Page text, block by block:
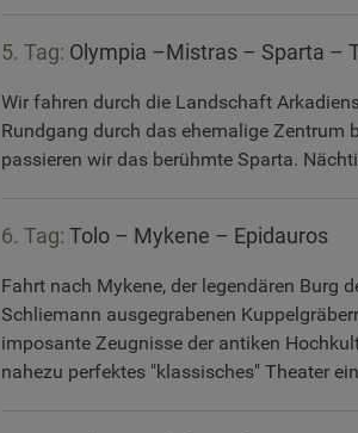
5. Tag: Olympia –Mistras – Sparta –
Wir fahren durch die Landschaft
Rundgang durch das ehemalige Zentrum
passieren wir das berühmte Sparta.
6. Tag: Tolo – Mykene – Epidauros
Fahrt nach Mykene, der legendären Burg
Schliemann ausgegrabenen
imposante Zeugnisse der antiken
nahezu perfektes "klassisches" Theater